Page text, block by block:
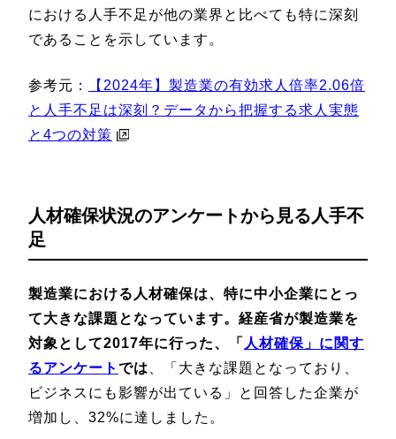
における人手不足が他の業界と比べても特に深刻
であることを示しています。
参考元：
【2024年】製造業の有効求人倍率2.06倍
と人手不足は深刻？データから把握する求人実態
と4つの対策
人材確保状況のアンケートから見る人手不
足
製造業における人材確保は、特に中小企業にとっ
て大きな課題となっています。経産省が製造業を
対象として2017年に行った、「 人材確保」に関す
るアンケート では
、「大きな課題となっており、
ビジネスにも影響が出ている」と回答した企業が
増加し、32%に達しました。